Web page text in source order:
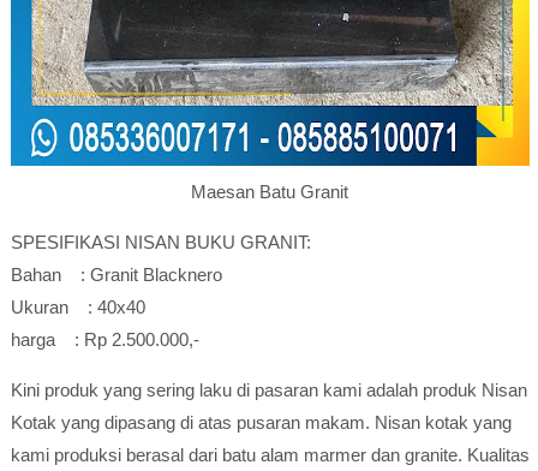
Maesan Batu Granit
SPESIFIKASI NISAN BUKU GRANIT:
Bahan: Granit Blacknero
Ukuran: 40x40
harga: Rp 2.500.000,-
Kini produk yang sering laku di pasaran kami adalah produk Nisan
Kotak yang dipasang di atas pusaran makam. Nisan kotak yang
kami produksi berasal dari batu alam marmer dan granite. Kualitas